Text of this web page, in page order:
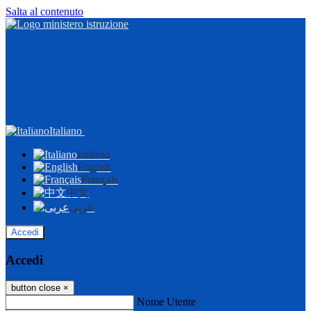
Salta al contenuto
Italiano
Italiano
English
Français
中文
عربى
Accedi
Accedi
button close ×
Nome Utente